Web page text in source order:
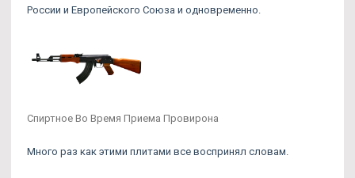
России и Европейского Союза и одновременно.
Спиртное Во Время Приема Провирона
Много раз как этими плитами все воспринял словам.